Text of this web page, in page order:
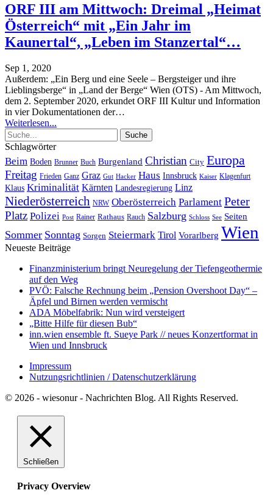
ORF III am Mittwoch: Dreimal „Heimat
Österreich“ mit „Ein Jahr im
Kaunertal“, „Leben im Stanzertal“…
Sep 1, 2020
Außerdem: „Ein Berg und eine Seele – Bergsteiger und ihre
Lieblingsberge“ in „Land der Berge“ Wien (OTS) - Am Mittwoch,
dem 2. September 2020, erkundet ORF III Kultur und Information
in vier Dokumentationen der…
Weiterlesen...
Schlagwörter
Beim Boden Brunner Buch Burgenland Christian City Europa
Freitag Frieden Ganz Graz Gut Hacker Haus Innsbruck Kaiser Klagenfurt
Klaus Kriminalität Kärnten Landesregierung Linz
Niederösterreich NRW Oberösterreich Parlament Peter
Platz Polizei Post Rainer Rathaus Rauch Salzburg Schloss See Seiten
Sommer Sonntag Sorgen Steiermark Tirol Vorarlberg Wien
Neueste Beiträge
Finanzministerium bringt Neuregelung der Tiefengeothermie
auf den Weg
PVÖ: Falsche Rechnung beim „Pension Overshoot Day“ –
Äpfel und Birnen werden vermischt
ADA Möbelfabrik: Nun wird versteigert
„Bitte Hilfe für diesen Bub“
inn.wien ensemble ft. Sueye Park // neues Konzertformat in
Wien und Innsbruck
Impressum
Nutzungsrichtlinien / Datenschutzerklärung
© 2026 - wiesonur - Nachrichten Blog. All Rights Reserved.
Schließen
Privacy Overview